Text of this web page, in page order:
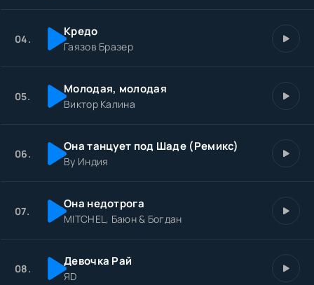
04. Кредо
Гаязов Бразер
05. Молодая, молодая
Виктор Калина
06. Она танцует под Шаде (Ремикс)
By Индия
07. Она недотрога
MITCHEL, Баюн & Богдан
08. Девочка Рай
ЯD